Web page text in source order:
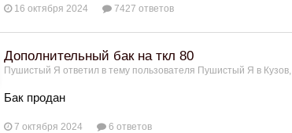
16 октября 2024 7427 ответов
Дополнительный бак на ткл 80
Пушистый Я ответил в тему пользователя Пушистый Я в
Бак продан
7 октября 2024 6 ответов